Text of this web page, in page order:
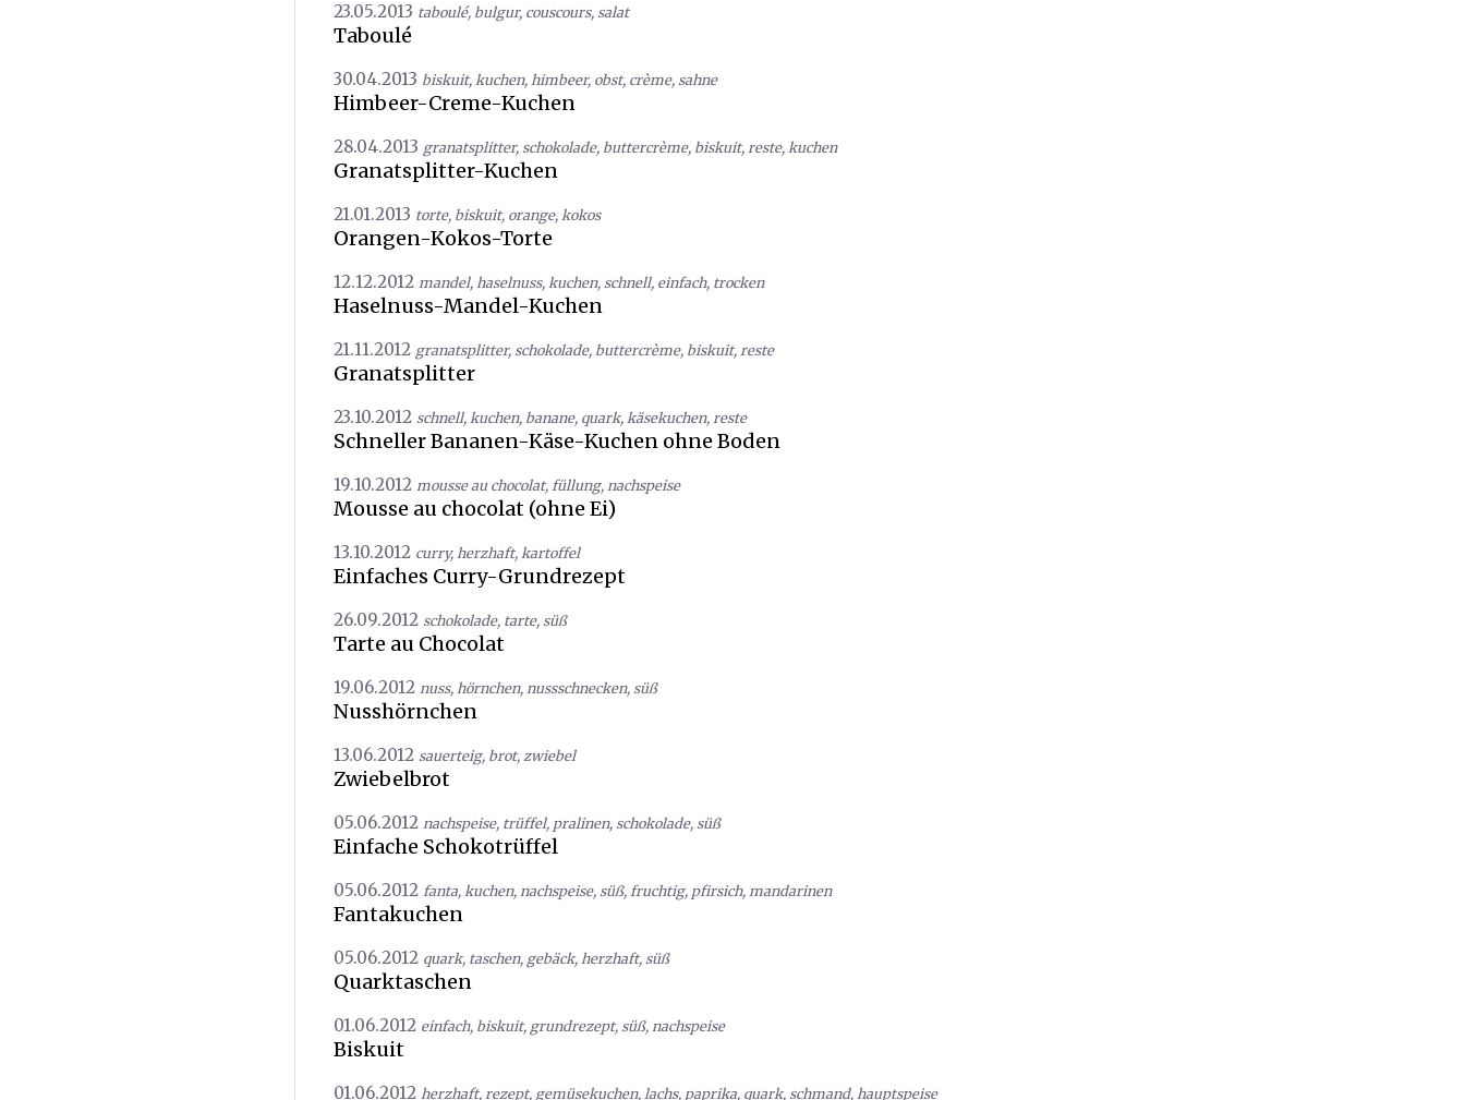
23.05.2013 taboulé, bulgur, couscours, salat
Taboulé
30.04.2013 biskuit, kuchen, himbeer, obst, crème, sahne
Himbeer-Creme-Kuchen
28.04.2013 granatsplitter, schokolade, buttercrème, biskuit, reste, kuchen
Granatsplitter-Kuchen
21.01.2013 torte, biskuit, orange, kokos
Orangen-Kokos-Torte
12.12.2012 mandel, haselnuss, kuchen, schnell, einfach, trocken
Haselnuss-Mandel-Kuchen
21.11.2012 granatsplitter, schokolade, buttercrème, biskuit, reste
Granatsplitter
23.10.2012 schnell, kuchen, banane, quark, käsekuchen, reste
Schneller Bananen-Käse-Kuchen ohne Boden
19.10.2012 mousse au chocolat, füllung, nachspeise
Mousse au chocolat (ohne Ei)
13.10.2012 curry, herzhaft, kartoffel
Einfaches Curry-Grundrezept
26.09.2012 schokolade, tarte, süß
Tarte au Chocolat
19.06.2012 nuss, hörnchen, nussschnecken, süß
Nusshörnchen
13.06.2012 sauerteig, brot, zwiebel
Zwiebelbrot
05.06.2012 nachspeise, trüffel, pralinen, schokolade, süß
Einfache Schokotrüffel
05.06.2012 fanta, kuchen, nachspeise, süß, fruchtig, pfirsich, mandarinen
Fantakuchen
05.06.2012 quark, taschen, gebäck, herzhaft, süß
Quarktaschen
01.06.2012 einfach, biskuit, grundrezept, süß, nachspeise
Biskuit
01.06.2012 herzhaft, rezept, gemüsekuchen, lachs, paprika, quark, schmand, hauptspeise